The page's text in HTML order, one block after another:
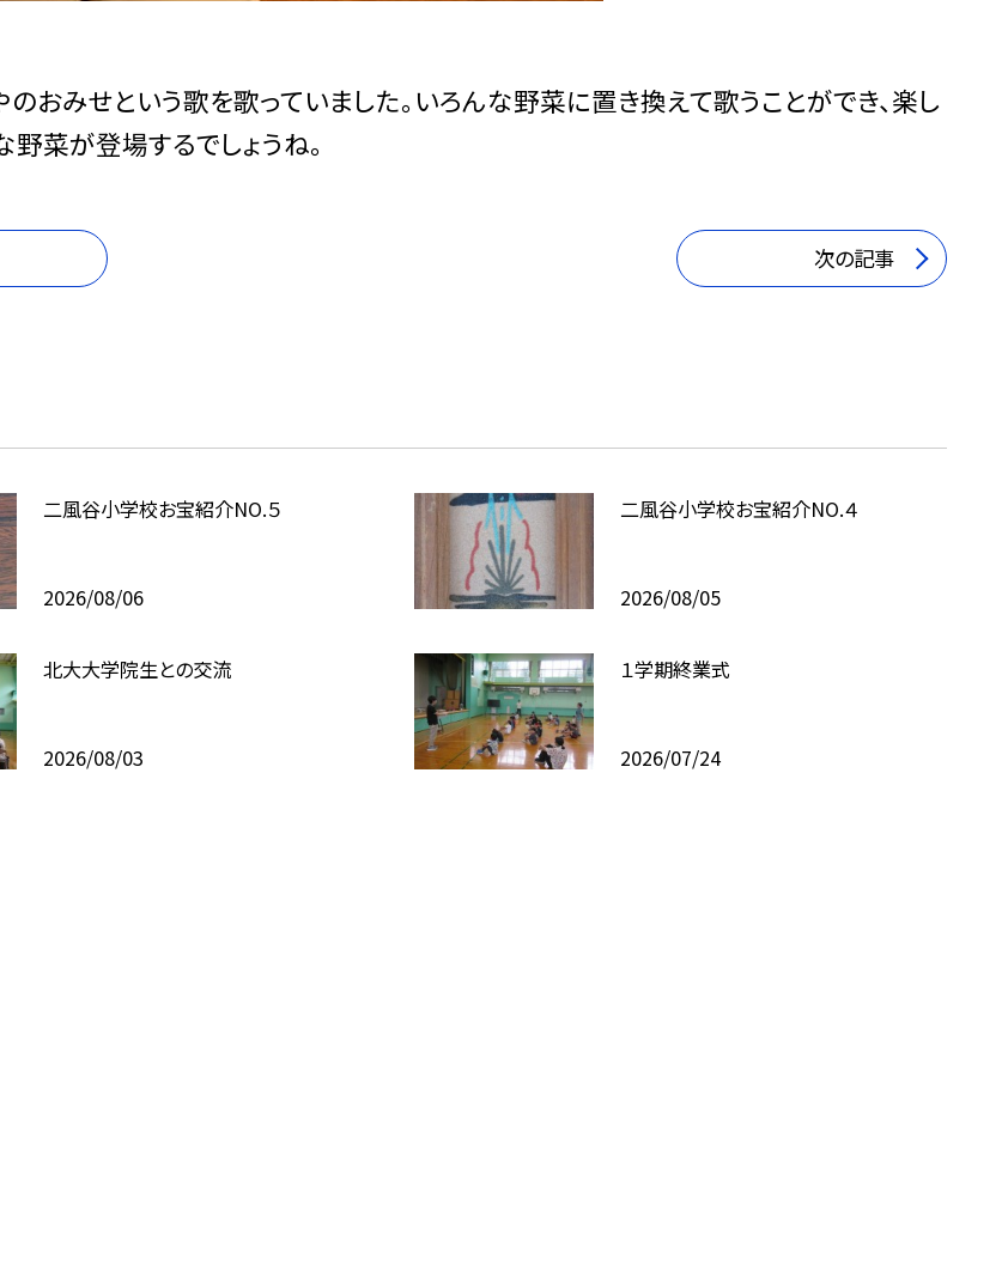
おみせという歌を歌っていました。いろんな野菜に置き換えて歌うことができ、楽し
野菜が登場するでしょうね。
次の記事
二風谷小学校お宝紹介NO.５
2026/08/06
二風谷小学校お宝紹介NO.４
2026/08/05
北大大学院生との交流
2026/08/03
１学期終業式
2026/07/24